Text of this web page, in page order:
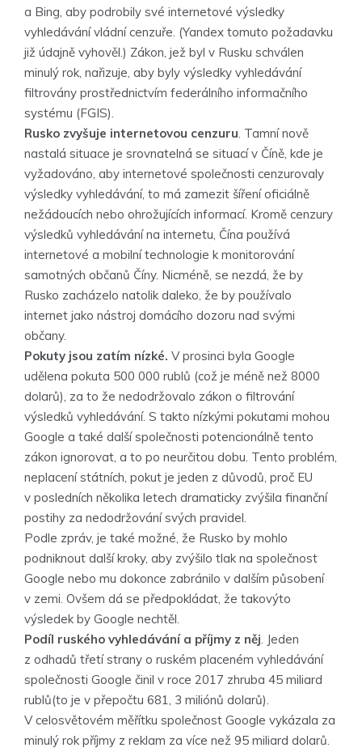
a Bing, aby podrobily své internetové výsledky
vyhledávání vládní cenzuře. (Yandex tomuto požadavku
již údajně vyhověl.) Zákon, jež byl v Rusku schválen
minulý rok, nařizuje, aby byly výsledky vyhledávání
filtrovány prostřednictvím federálního informačního
systému (FGIS).
Rusko zvyšuje internetovou cenzuru. Tamní nově
nastalá situace je srovnatelná se situací v Číně, kde je
vyžadováno, aby internetové společnosti cenzurovaly
výsledky vyhledávání, to má zamezit šíření oficiálně
nežádoucích nebo ohrožujících informací. Kromě cenzury
výsledků vyhledávání na internetu, Čína používá
internetové a mobilní technologie k monitorování
samotných občanů Číny. Nicméně, se nezdá, že by
Rusko zacházelo natolik daleko, že by používalo
internet jako nástroj domácího dozoru nad svými
občany.
Pokuty jsou zatím nízké. V prosinci byla Google
udělena pokuta 500 000 rublů (což je méně než 8000
dolarů), za to že nedodržovalo zákon o filtrování
výsledků vyhledávání. S takto nízkými pokutami mohou
Google a také další společnosti potencionálně tento
zákon ignorovat, a to po neurčitou dobu. Tento problém,
neplacení státních, pokut je jeden z důvodů, proč EU
v posledních několika letech dramaticky zvýšila finanční
postihy za nedodržování svých pravidel.
Podle zpráv, je také možné, že Rusko by mohlo
podniknout další kroky, aby zvýšilo tlak na společnost
Google nebo mu dokonce zabránilo v dalším působení
v zemi. Ovšem dá se předpokládat, že takovýto
výsledek by Google nechtěl.
Podíl ruského vyhledávání a příjmy z něj. Jeden
z odhadů třetí strany o ruském placeném vyhledávání
společnosti Google činil v roce 2017 zhruba 45 miliard
rublů(to je v přepočtu 681, 3 miliónů dolarů).
V celosvětovém měřítku společnost Google vykázala za
minulý rok příjmy z reklam za více než 95 miliard dolarů.